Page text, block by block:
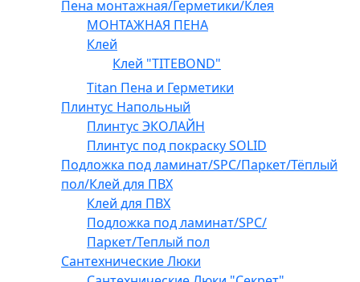
Пена монтажная/Герметики/Клея
МОНТАЖНАЯ ПЕНА
Клей
Клей "TITEBOND"
Titan Пена и Герметики
Плинтус Напольный
Плинтус ЭКОЛАЙН
Плинтус под покраску SOLID
Подложка под ламинат/SPC/Паркет/Тёплый
пол/Клей для ПВХ
Клей для ПВХ
Подложка под ламинат/SPC/
Паркет/Теплый пол
Сантехнические Люки